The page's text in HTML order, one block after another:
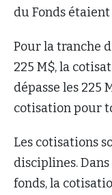
du Fonds étaient
Pour la tranche
225 M$, la
dépasse les 225
cotisation pour
Les cotisations
disciplines. Dans
fonds, la